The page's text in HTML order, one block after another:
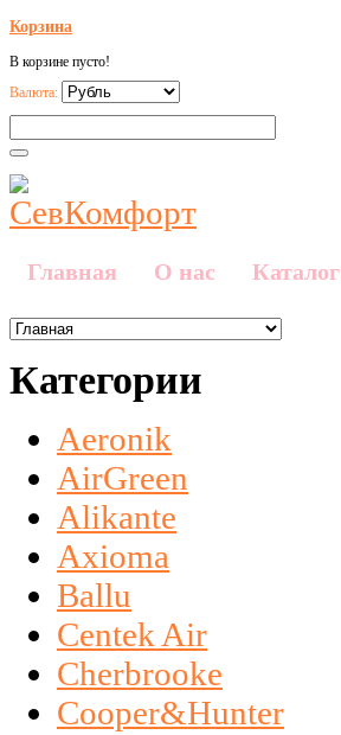
Корзина
В корзине пусто!
Валюта:
Главная О нас Каталог
Категории
Aeronik
AirGreen
Alikante
Axioma
Ballu
Centek Air
Cherbrooke
Cooper&Hunter